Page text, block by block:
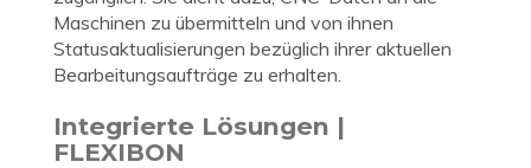
Maschinen zu übermitteln und von ihnen
Statusaktualisierungen bezüglich ihrer aktuellen
Bearbeitungsaufträge zu erhalten.
Integrierte Lösungen |
FLEXIBON